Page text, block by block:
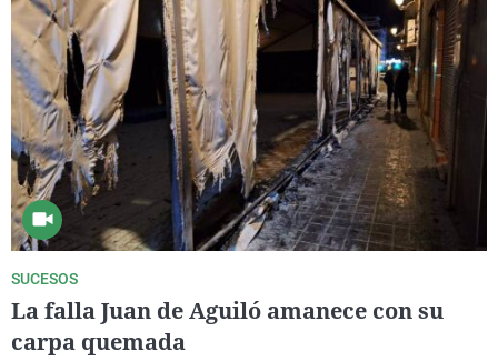
SUCESOS
La falla Juan de Aguiló amanece con su
carpa quemada